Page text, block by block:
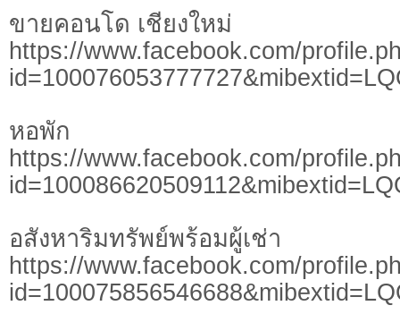
ขายคอนโด เชียงใหม่
https://www.facebook.com/
หอพัก
https://www.facebook.com/
อสังหาริมทรัพย์พร้อมผู้เช่า
https://www.facebook.com/